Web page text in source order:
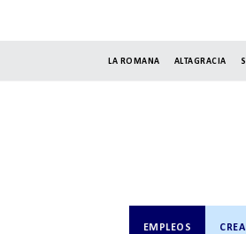
LA ROMANA ALTAGRACIA
EMPLEOS